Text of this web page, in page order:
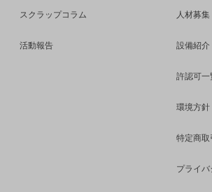
スクラップコラム
活動報告
人材募
設備紹介
許認可一
環境方針
特定商
プライ